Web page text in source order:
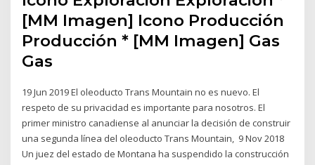
[MM Imagen] Icono Producción
Producción * [MM Imagen] Gas
Gas
19 Jun 2019 El oleoducto Trans Mountain no es nuevo. El
respeto de su privacidad es importante para nosotros. El
primer ministro canadiense al anunciar la decisión de construir
una segunda línea del oleoducto Trans Mountain, 9 Nov 2018
Un juez del estado de Montana ha suspendido la construcción